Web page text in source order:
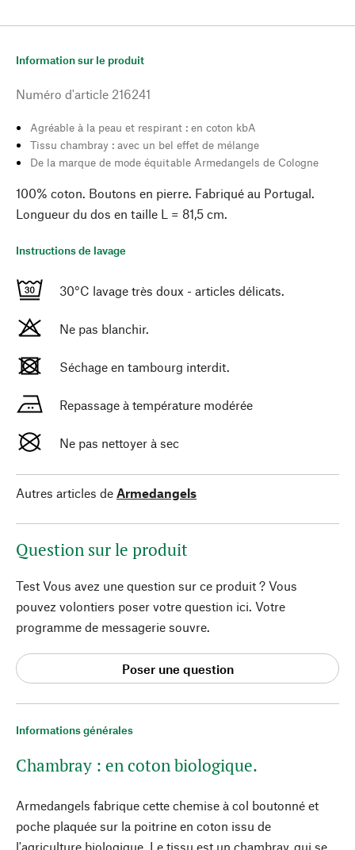
Informations générales
Chambray : en coton biologique.
Armedangels fabrique cette chemise à col boutonné et
poche plaquée sur la poitrine en coton issu de
l'agriculture biologique. Le tissu est un chambray, qui se
Information sur le produit
Numéro d'article 216241
Agréable à la peau et respirant : en coton kbA
Tissu chambray : avec un bel effet de mélange
De la marque de mode équitable Armedangels de Cologne
100% coton. Boutons en pierre. Fabriqué au Portugal.
Longueur du dos en taille L = 81,5 cm.
Instructions de lavage
30°C lavage très doux - articles délicats.
Ne pas blanchir.
Séchage en tambourg interdit.
Repassage à température modérée
Ne pas nettoyer à sec
Autres articles de Armedangels
Question sur le produit
Test Vous avez une question sur ce produit ? Vous
pouvez volontiers poser votre question ici. Votre
programme de messagerie souvre.
Poser une question